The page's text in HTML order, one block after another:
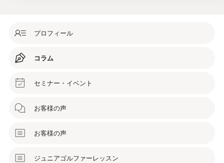
プロフィール
コラム
セミナー・イベント
お客様の声
お客様の声
ジュニアゴルファーレッスン